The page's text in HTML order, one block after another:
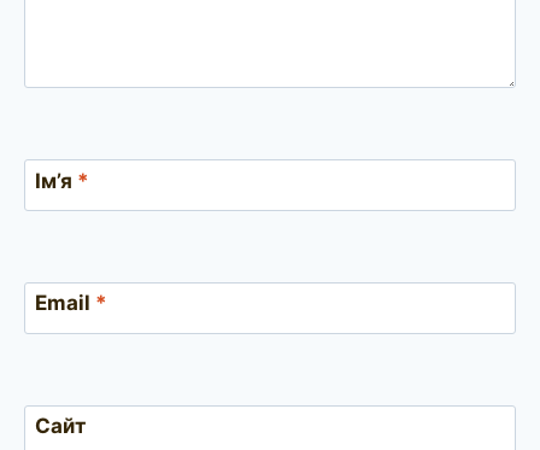
Ім’я *
Email *
Сайт